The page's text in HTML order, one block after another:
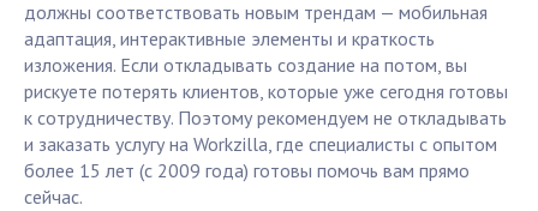
должны соответствовать новым трендам — мобильная
адаптация, интерактивные элементы и краткость
изложения. Если откладывать создание на потом, вы
рискуете потерять клиентов, которые уже сегодня готовы
к сотрудничеству. Поэтому рекомендуем не откладывать
и заказать услугу на Workzilla, где специалисты с опытом
более 15 лет (с 2009 года) готовы помочь вам прямо
сейчас.